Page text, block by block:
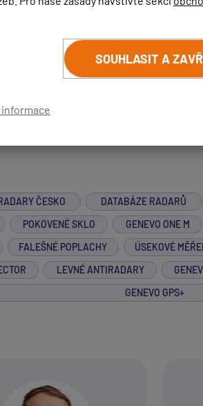
SOUHLASIT A
informace
chybu a mělo by jich být 3,5. Pro
- Z levnějších detektorů
ČESKO DATABÁZE RADARŮ
POKOVENÉ SKLO GENEVO ONE M
FALEŠNÉ POPLACHY ÚSEKOVÉ
LEVNÉ ANTIRADARY
GENEVO GPS+